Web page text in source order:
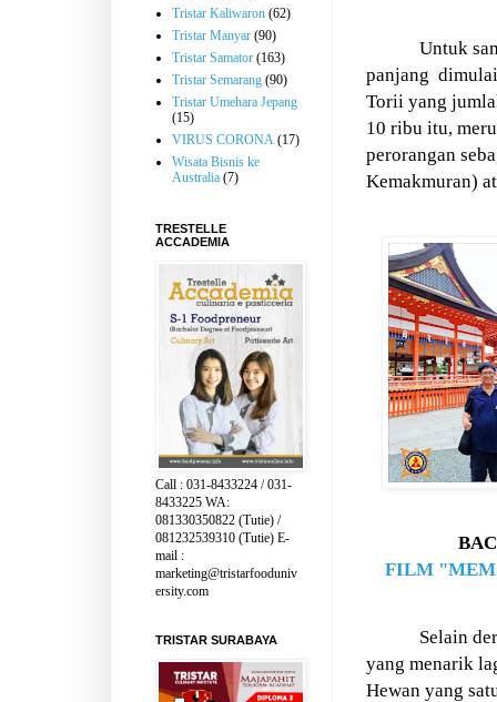
Untuk
panjang
Torii yang
10 ribu itu,
perorangan
Kemakmuran)
FILM
Selain
yang menarik
Hewan yang
Tristar Kaliwaron (62)
Tristar Manyar (90)
Tristar Samator (163)
Tristar Semarang (90)
Tristar Umehara Jepang
(15)
VIRUS CORONA (17)
Wisata Bisnis ke
Australia (7)
TRESTELLE
ACCADEMIA
Call : 031-8433224 / 031-
8433225 WA:
081330350822 (Tutie) /
081232539310 (Tutie) E-
mail :
marketing@tristarfooduniv
ersity.com
TRISTAR SURABAYA